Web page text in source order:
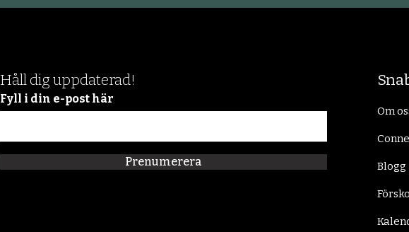
Håll dig uppdaterad!
Fyll i din e-post här
Prenumerera
Om
Blogg